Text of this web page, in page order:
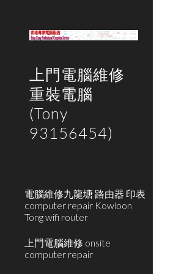
上門電腦維修
重裝電腦
(Tony
93156454)
電腦維修九龍塘 路由器 印表
computer repair Kowloon
Tong wifi router
上門電腦維修 onsite
computer repair